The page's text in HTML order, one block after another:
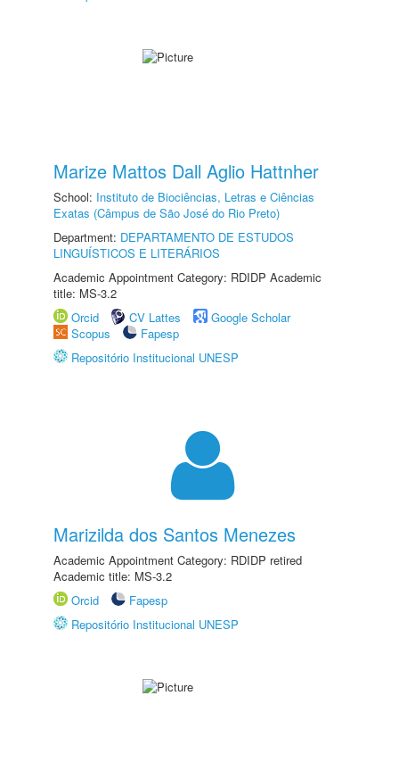
Marize Mattos Dall Aglio Hattnher
School: Instituto de Biociências, Letras e Ciências
Exatas (Câmpus de São José do Rio Preto)
Department: DEPARTAMENTO DE ESTUDOS
LINGUÍSTICOS E LITERÁRIOS
Academic Appointment Category: RDIDP Academic
title: MS-3.2
Orcid
CV Lattes
Google Scholar
Scopus
Fapesp
Repositório Institucional UNESP
Marizilda dos Santos Menezes
Academic Appointment Category: RDIDP retired
Academic title: MS-3.2
Orcid
Fapesp
Repositório Institucional UNESP